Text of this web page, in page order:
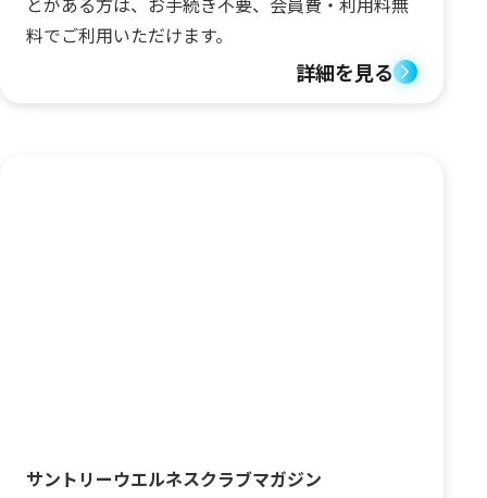
料でご利用いただけます。
詳細を見る
サントリーウエルネスクラブマガジン